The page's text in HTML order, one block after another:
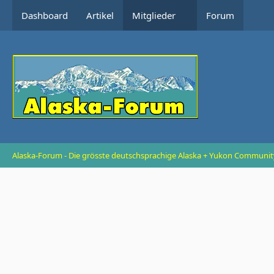
Dashboard Artikel Mitglieder Forum
Alaska-Forum - Die grösste deutschsprachige Alaska + Yukon